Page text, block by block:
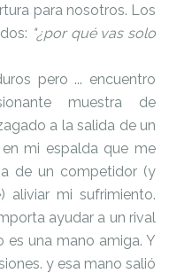
para nosotros. Los
"¿por qué vas solo
pero ... encuentro
muestra de
a la salida de un
mi espalda que me
de un competidor (y
aliviar mi sufrimiento.
ayudar a un rival
es una mano amiga. Y
y esa mano salió